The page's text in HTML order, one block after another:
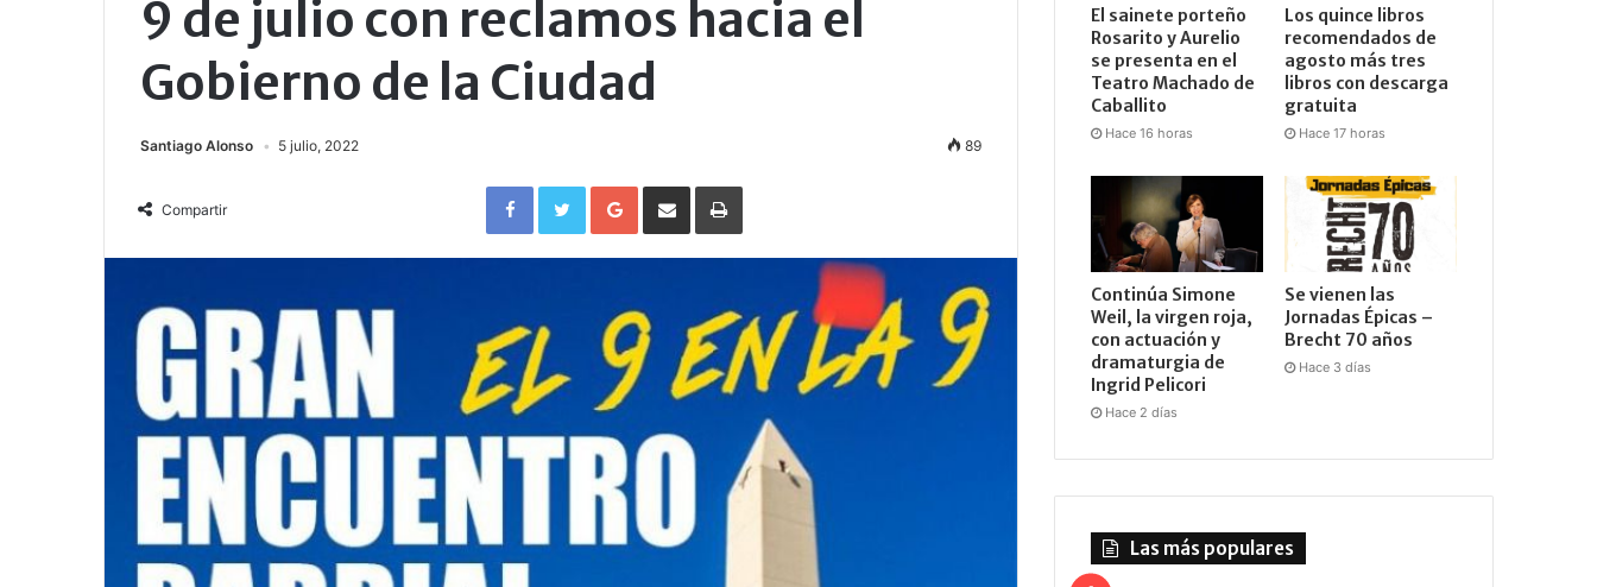
9 de julio con reclamos hacia el
Gobierno de la Ciudad
Santiago Alonso 5 julio, 2022 89
Compartir
FacebookTwitterGoogle+Compartir por correo electrónicoImprimir
El sainete porteño
Rosarito y Aurelio
se presenta en el
Teatro Machado de
Caballito
Hace 16 horas
Los quince libros
recomendados de
agosto más tres
libros con descarga
gratuita
Hace 17 horas
Continúa Simone
Weil, la virgen roja,
con actuación y
dramaturgia de
Ingrid Pelicori
Hace 2 días
Se vienen las
Jornadas Épicas –
Brecht 70 años
Hace 3 días
Las más populares